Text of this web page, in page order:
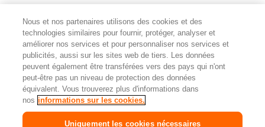
Restez en contact!
Facebook
http://twitter.com/migros
https://www.youtube.com/user/
PinterestInstagram
Paramètres des cookies
FR IT
Nous et nos partenaires utilisons des cookies et des
technologies similaires pour fournir, protéger, analyser et
améliorer nos services et pour personnaliser nos services et
publicités, aussi sur les sites web de tiers. Les données
peuvent également être transférées vers des pays qui n'ont
peut-être pas un niveau de protection des données
équivalent. Vous trouverez plus d'informations dans
nos informations sur les cookies.
Uniquement les cookies nécessaires